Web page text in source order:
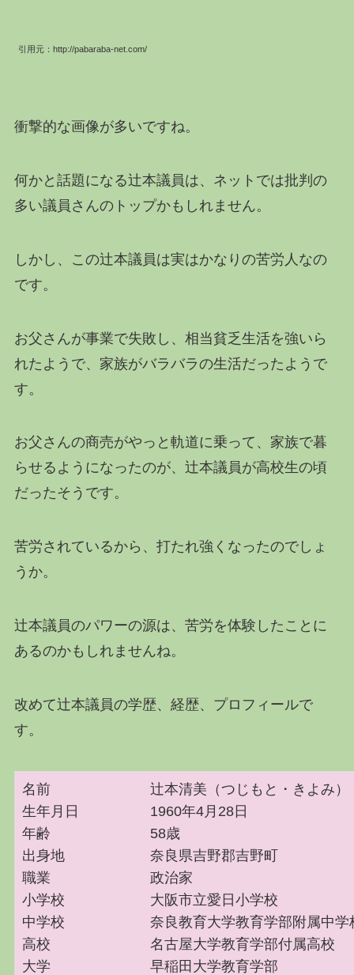
引用元：http://pabaraba-net.com/
衝撃的な画像が多いですね。
何かと話題になる辻本議員は、ネットでは批判の
多い議員さんのトップかもしれません。
しかし、この辻本議員は実はかなりの苦労人なの
です。
お父さんが事業で失敗し、相当貧乏生活を強いら
れたようで、家族がバラバラの生活だったようで
す。
お父さんの商売がやっと軌道に乗って、家族で暮
らせるようになったのが、辻本議員が高校生の頃
だったそうです。
苦労されているから、打たれ強くなったのでしょ
うか。
辻本議員のパワーの源は、苦労を体験したことに
あるのかもしれませんね。
改めて辻本議員の学歴、経歴、プロフィールで
す。
名前 辻本清美（つじもと・きよみ）
生年月日 1960年4月28日
年齢 58歳
出身地 奈良県吉野郡吉野町
職業 政治家
小学校 大阪市立愛日小学校
中学校 奈良教育大学教育学部附属中学
高校 名古屋大学教育学部付属高校
大学 早稲田大学教育学部